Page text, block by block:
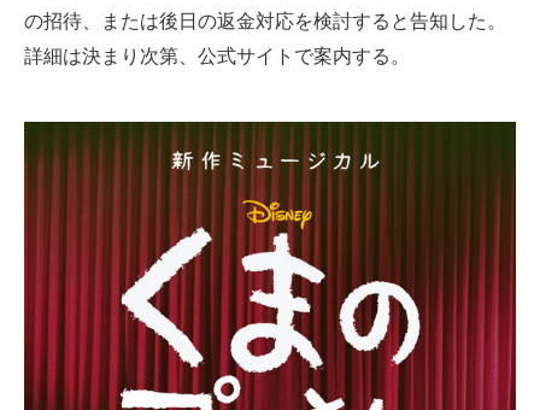
の招待、または後日の返金対応を検討すると告知した。
詳細は決まり次第、公式サイトで案内する。